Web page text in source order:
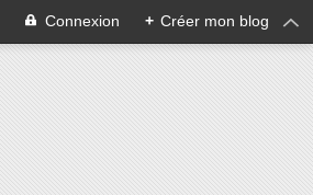
Connexion + Créer mon blog